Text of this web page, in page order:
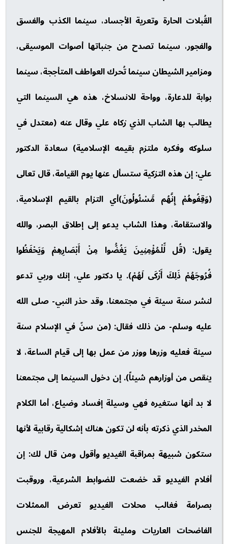
القُبلات الحارة وتعرية الأجساد، سينما الكذب والفسق
والفجور، سينما تصدح من جنباتها أصوات الموسيقى،
ومزامير الشيطان سينما تُحرك العواطف المتأججة، سينما
بوابة للدعارة، وواحة للانسلاخ، هذه هي السينما التي
يطالب بها الشاب الذي زكاه علي وقال عنه (معتدل في
سلوكه وفكره ملتزم بقيمه الإسلامية) سعادة الدكتور
علي: إن هذه التزكية ستسأل عنها يوم القيامة، قال تعالى
(وَقِفُوهُمْ إِنَّهُم مَّسْئُولُونَ)أي التزام بالقيم الإسلامية،
والاستقامة، وهذا الشاب يدعو إلى إطلاق البصر، والله
يقول: (قُل لِّلْمُؤْمِنِينَ يَغُضُّوا مِنْ أَبْصَارِهِمْ وَيَحْفَظُوا
فُرُوجَهُمْ ذَلِكَ أَزْكَى لَهُمْ). يا دكتور علي، إنك وربي تدعو
لنشر سنة سيئة في مجتمعنا، وقد حذر النبي- صلى الله
عليه وسلم- من ذلك فقال: (من سنّ في الإسلام سنة
سيئة فعليه وزرها ووزر من عمل بها إلى قيام الساعة، لا
ينقص من أوزارهم شيئاً). إن دخول السينما إلى مجتمعنا
لا بد أنها ستغيره فهي وسيلة إفساد وضياع، أما الكلام
المخدر الذي ذكرته بأنه لن تكون هناك إشكالية رقابية لأنها
ستكون شبيهة بمراقبة الفيديو وأقول ومن قال لك: إن
أفلام الفيديو قد خضعت للضوابط الشرعية، وروقبت
بصرامة فغالب محلات الفيديو تعرض الممثلات
الفاضحات العاريات ومليئة بالأفلام المهيجة للجنس